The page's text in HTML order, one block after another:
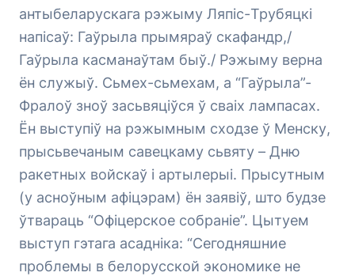
антыбеларускага рэжыму Ляпіс-Трубяцкі
напісаў: Гаўрыла прымяраў скафандр,/
Гаўрыла касманаўтам быў./ Рэжыму верна
ён служыў. Сьмех-сьмехам, а “Гаўрыла”-
Фралоў зноў засьвяціўся ў сваіх лампасах.
Ён выступіў на рэжымным сходзе ў Менску,
прысьвечаным савецкаму сьвяту – Дню
ракетных войскаў і артылерыі. Прысутным
(у асноўным афіцэрам) ён заявіў, што будзе
ўтвараць “Офіцерское собраніе”. Цытуем
выступ гэтага асадніка: “Сегодняшние
проблемы в белорусской экономике не